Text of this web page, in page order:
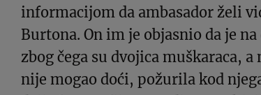
informacijom da ambasador želi
Burtona. On im je objasnio da je
zbog čega su dvojica muškaraca, a
nije mogao doći, požurila kod